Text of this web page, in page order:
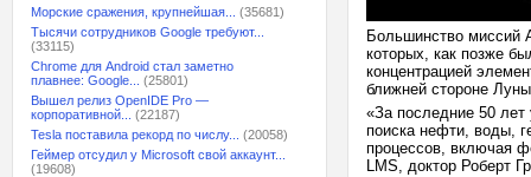
Морские сражения, крупнейшая...
(35681)
Тысячи сотрудников Google требуют...
(33115)
Chrome для Android стал заметно
плавнее: Google...
(25801)
Вышел релиз OpenIDE Pro —
корпоративной...
(22187)
Tesla поставила рекорд по числу...
(20058)
Геймер отсудил у Microsoft свой аккаунт...
(19608)
Большинство миссий
которых, как позже
концентрацией
ближней стороне
«За последние 50 лет
поиска нефти, воды,
процессов, включая
LMS, доктор Роберт